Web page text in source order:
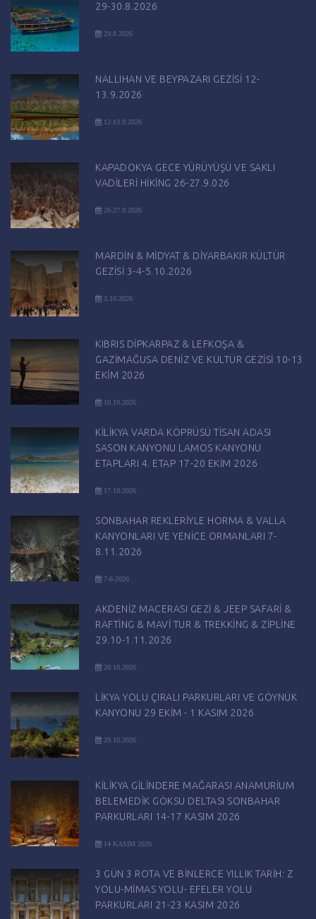
29-30.8.2026
29.8.2026
NALLIHAN VE BEYPAZARI GEZİSİ 12-
13.9.2026
12-13.9.2026
KAPADOKYA GECE YÜRÜYÜŞÜ VE SAKLI
VADİLERİ HİKİNG 26-27.9.026
26-27.9.2026
MARDİN & MİDYAT & DİYARBAKIR KÜLTÜR
GEZİSİ 3-4-5.10.2026
3.10.2026
KIBRIS DİPKARPAZ & LEFKOŞA &
GAZİMAĞUSA DENİZ VE KÜLTÜR GEZİSİ 10-13
EKİM 2026
10.10.2026
KİLİKYA VARDA KÖPRÜSÜ TİSAN ADASI
SASON KANYONU LAMOS KANYONU
ETAPLARI 4. ETAP 17-20 EKİM 2026
17.10.2026
SONBAHAR REKLERİYLE HORMA & VALLA
KANYONLARI VE YENİCE ORMANLARI 7-
8.11.2026
7-8-2026
AKDENİZ MACERASI GEZİ & JEEP SAFARİ &
RAFTİNG & MAVİ TUR & TREKKİNG & ZİPLİNE
29.10-1.11.2026
20.10.2026
LİKYA YOLU ÇIRALI PARKURLARI VE GÖYNÜK
KANYONU 29 EKİM - 1 KASIM 2026
29.10.2026
KİLİKYA GİLİNDERE MAĞARASI ANAMURİUM
BELEMEDİK GÖKSU DELTASI SONBAHAR
PARKURLARI 14-17 KASIM 2026
14 KASIM 2026
3 GÜN 3 ROTA VE BİNLERCE YILLIK TARİH: Z
YOLU-MİMAS YOLU- EFELER YOLU
PARKURLARI 21-23 KASIM 2026